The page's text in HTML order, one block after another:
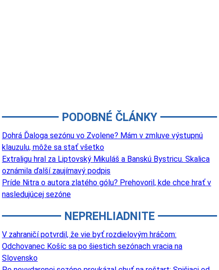
PODOBNÉ ČLÁNKY
Dohrá Ďaloga sezónu vo Zvolene? Mám v zmluve výstupnú
klauzulu, môže sa stať všetko
Extraligu hral za Liptovský Mikuláš a Banskú Bystricu. Skalica
oznámila ďalší zaujímavý podpis
Príde Nitra o autora zlatého gólu? Prehovoril, kde chce hrať v
nasledujúcej sezóne
NEPREHLIADNITE
V zahraničí potvrdil, že vie byť rozdielovým hráčom:
Odchovanec Košíc sa po šiestich sezónach vracia na
Slovensko